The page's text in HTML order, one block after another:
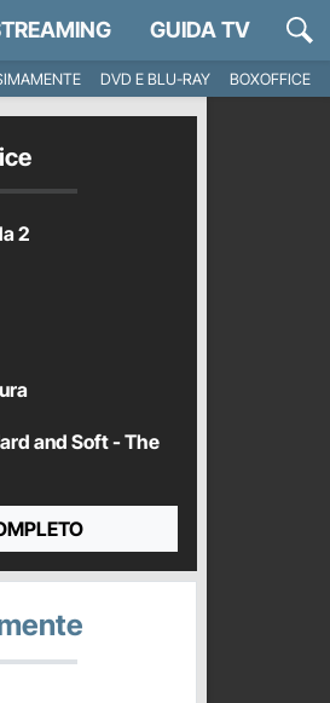
GUIDA TV
DVD E BLU-RAY
BOXOFFICE
2
and Soft - The